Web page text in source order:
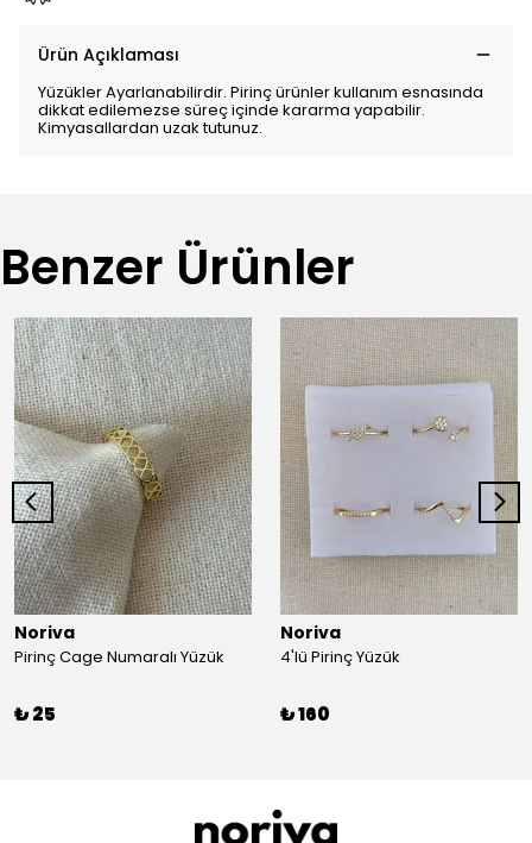
Ürün Açıklaması
Yüzükler Ayarlanabilirdir. Pirinç ürünler kullanım esnasında
dikkat edilemezse süreç içinde kararma yapabilir.
Kimyasallardan uzak tutunuz.
Benzer Ürünler
Noriva
Pirinç Cage Numaralı Yüzük
₺ 25
Noriva
4'lü Pirinç Yüzük
₺ 160